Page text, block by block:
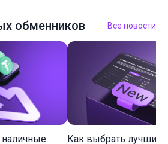
обменников Все новости
наличные
Как выбрать лучший